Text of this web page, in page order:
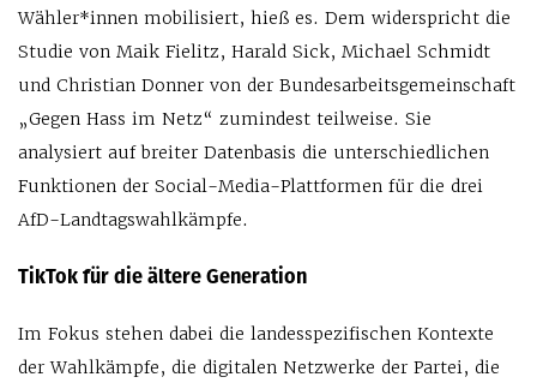
Wähler*innen mobilisiert, hieß es. Dem widerspricht die
Studie von Maik Fielitz, Harald Sick, Michael Schmidt
und Christian Donner von der Bundesarbeitsgemeinschaft
„Gegen Hass im Netz“ zumindest teilweise. Sie
analysiert auf breiter Datenbasis die unterschiedlichen
Funktionen der Social-Media-Plattformen für die drei
AfD-Landtagswahlkämpfe.
TikTok für die ältere Generation
Im Fokus stehen dabei die landesspezifischen Kontexte
der Wahlkämpfe, die digitalen Netzwerke der Partei, die